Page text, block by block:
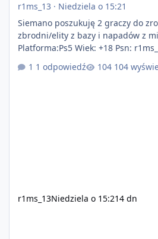
r1ms_13 · Niedziela o 15:21
Siemano poszukuję 2 graczy do
zbrodni/elity z bazy i napadów z
Platforma:Ps5 Wiek: +18 Psn:
1 odpowiedź
104
r1ms_13Niedziela o 15:214 dn